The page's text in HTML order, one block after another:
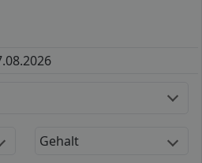
Gehalt